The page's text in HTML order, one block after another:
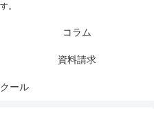
。
コラム
資料請求
ール